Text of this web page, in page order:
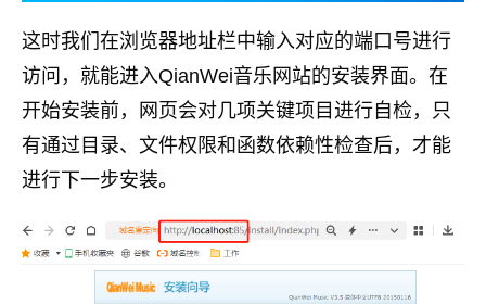
这时我们在浏览器地址栏中输入对应的端口号进行
访问，就能进入QianWei音乐网站的安装界面。在
开始安装前，网页会对几项关键项目进行自检，只
有通过目录、文件权限和函数依赖性检查后，才能
进行下一步安装。